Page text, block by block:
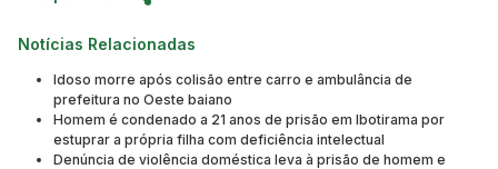
Notícias Relacionadas
Idoso morre após colisão entre carro e ambulância de
prefeitura no Oeste baiano
Homem é condenado a 21 anos de prisão em Ibotirama por
estuprar a própria filha com deficiência intelectual
Denúncia de violência doméstica leva à prisão de homem e